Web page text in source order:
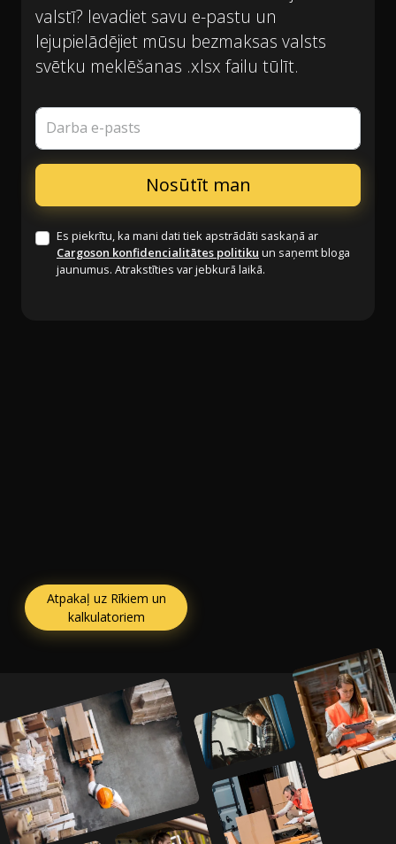
valstī? Ievadiet savu e-pastu un
lejupielādējiet mūsu bezmaksas valsts
svētku meklēšanas .xlsx failu tūlīt.
Darba e-pasts
Es piekrītu, ka mani dati tiek apstrādāti saskaņā ar
Cargoson konfidencialitātes politiku un saņemt bloga
jaunumus. Atrakstīties var jebkurā laikā.
Atpakaļ uz Rīkiem un
kalkulatoriem